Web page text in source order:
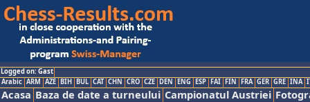
Logged on: Gast
Arabic ARM AZE BIH BUL CAT CHN CRO CZE DEN ENG ESP FAI FIN FRA GER GRE INA
Acasa Baza de date a turneului Campionatul Austriei